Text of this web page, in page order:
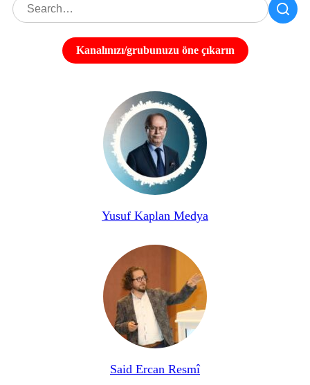
Kanalınızı/grubunuzu öne çıkarın
Yusuf Kaplan Medya
Said Ercan Resmî